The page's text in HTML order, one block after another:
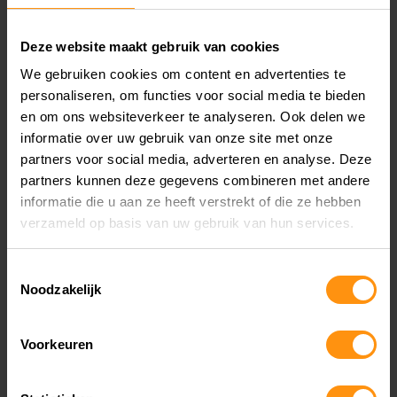
Deze website maakt gebruik van cookies
We gebruiken cookies om content en advertenties te
personaliseren, om functies voor social media te bieden
en om ons websiteverkeer te analyseren. Ook delen we
informatie over uw gebruik van onze site met onze
partners voor social media, adverteren en analyse. Deze
partners kunnen deze gegevens combineren met andere
informatie die u aan ze heeft verstrekt of die ze hebben
verzameld op basis van uw gebruik van hun services.
Noodzakelijk
Voorkeuren
met deze unieke accessoires en maak een
statement.
Veelgestelde Vragen
Wat maakt het Racer Pakket uniek?
Het Racer Pakket is speciaal ontworpen om je
Yamaha XSR 125 een retro en sportieve
uitstraling te geven. Met unieke accessoires maak
je jouw motor echt persoonlijk.
Is het Racer Pakket eenvoudig te installeren?
Ja, de accessoires in het pakket zijn ontworpen